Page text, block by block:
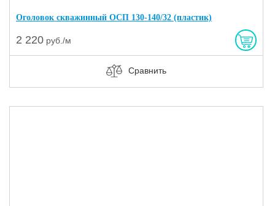
Оголовок скважинный ОСП 130-140/32 (пластик)
2 220 руб./м
Сравнить